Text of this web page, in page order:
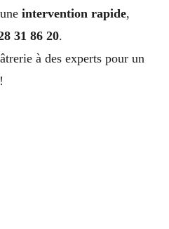
intervention rapide,
31 86 20.
à des experts pour un